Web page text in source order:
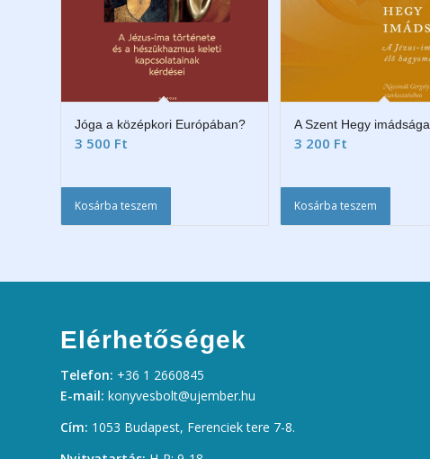
Jóga a középkori Európában?
3 500 Ft
Kosárba teszem
A Szent Hegy imádsága
3 200 Ft
Kosárba teszem
Elérhetőségek
Telefon: +36 1 2660845
E-mail: konyvesbolt@ujember.hu
Cím: 1053 Budapest, Ferenciek tere 7-8.